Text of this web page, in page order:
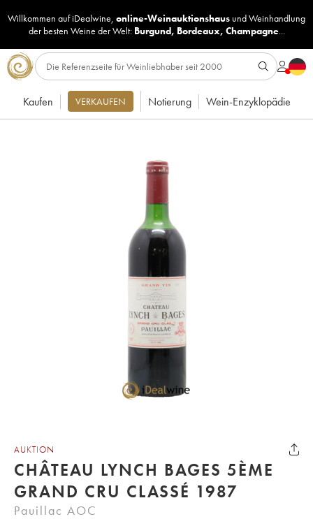
Willkommen auf iDealwine, online-Weinauktionshaus undWeinhandlung
der besten Weine der Welt: Burgund, Bordeaux, Champagne...
Kaufen VERKAUFEN Notierung Wein-Enzyklopädie
AUKTION
CHÂTEAU LYNCH BAGES 5ÈME
GRAND CRU CLASSÉ 1987
Pauillac AOC